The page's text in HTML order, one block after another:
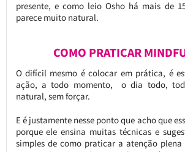
presente, e como leio Osho há mais de
parece muito natural.
COMO PRATICAR
O difícil mesmo é colocar em prática, é
ação, a todo momento, o dia todo,
natural, sem forçar.
E é justamente nesse ponto que acho que
porque ele ensina muitas técnicas e
simples de como praticar a atenção